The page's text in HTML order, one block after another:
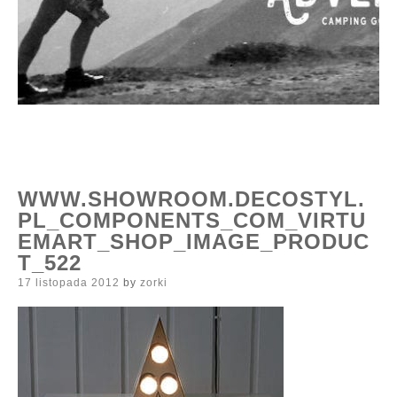
WWW.SHOWROOM.DECOSTYL.
PL_COMPONENTS_COM_VIRTU
EMART_SHOP_IMAGE_PRODUC
T_522
Posted
17 listopada 2012 by zorki